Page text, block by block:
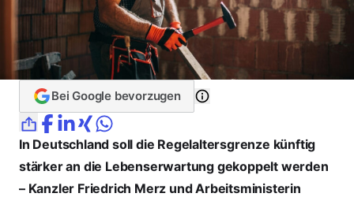
Bei Google bevorzugen
In Deutschland soll die Regelaltersgrenze künftig
stärker an die Lebenserwartung gekoppelt werden
– Kanzler Friedrich Merz und Arbeitsministerin